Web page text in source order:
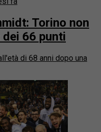
Torino non
66 punti
di 68 anni dopo una